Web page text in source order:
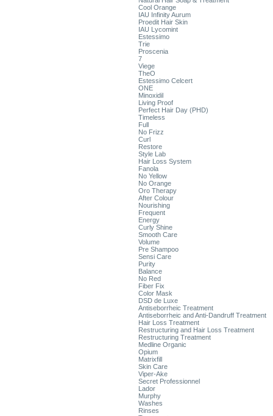
Cool Orange
IAU Infinity Aurum
Proedit Hair Skin
IAU Lycomint
Estessimo
Trie
Proscenia
7
Viege
TheO
Estessimo Celcert
ONE
Minoxidil
Living Proof
Perfect Hair Day (PHD)
Timeless
Full
No Frizz
Curl
Restore
Style Lab
Hair Loss System
Fanola
No Yellow
No Orange
Oro Therapy
After Colour
Nourishing
Frequent
Energy
Curly Shine
Smooth Care
Volume
Pre Shampoo
Sensi Care
Purity
Balance
No Red
Fiber Fix
Color Mask
DSD de Luxe
Antiseborrheic Treatment
Antiseborrheic and Anti-Dandruff Treatment
Hair Loss Treatment
Restructuring and Hair Loss Treatment
Restructuring Treatment
Medline Organic
Opium
Matrixfill
Skin Care
Viper-Ake
Secret Professionnel
Lador
Murphy
Washes
Rinses